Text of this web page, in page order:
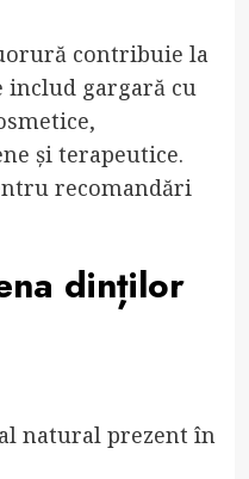
contribuie la
includ gargară cu
și terapeutice.
recomandări
dinților
natural prezent în